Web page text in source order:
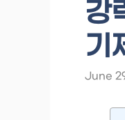
강
기
June